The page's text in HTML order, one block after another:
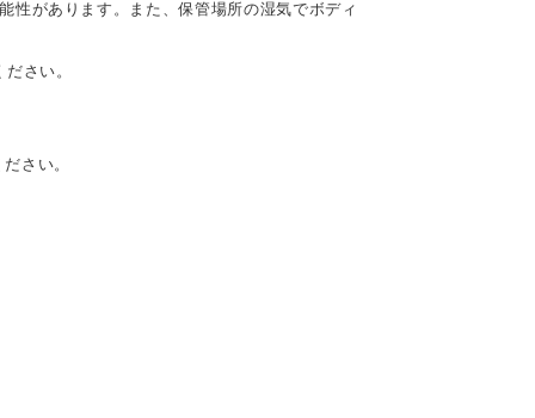
性があります。また、保管場所の湿気でボディ
さい。
さい。